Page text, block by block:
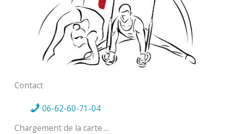
Contact
06-62-60-71-04
Chargement de la carte ...